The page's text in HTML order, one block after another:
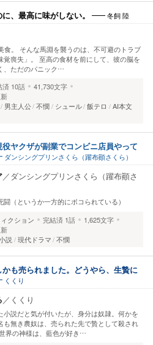
、最高に味がしない。 冬飼 陸
食。 そんな馬淵を襲うのは、不可避のトラブ
覚喪失」。 至高の食材を前にして、彼の脳を
、ただのパニック…
済 10話
41,730文字
男主人公 不憫 シュール 飯テロ
AI本文
ヤクザが副業でコンビニ店員やって
ダンシングプリンさくら（躍布顚さくら）
／ダンシングプリンさくら（躍布顚さ
（というか一方的にボコられている）
クション 完結済 1話
1,625文字
説 現代ドラマ 不憫
も売られました。どうやら、生贄に
くくり
／ くくり
小説だと気が付いたが、身分は奴隷。何かを
も無き農奴は、売られた先で贄として殺され
界の神様は、藍色が好き…